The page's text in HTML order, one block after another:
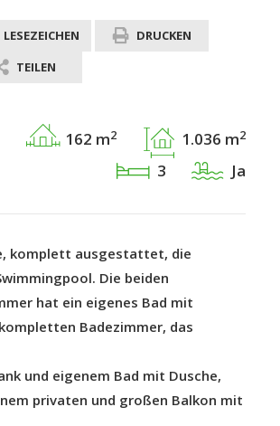
LESEZEICHEN
DRUCKEN
TEILEN
162 m2 1.036 m2
3 Ja
komplett ausgestattet, die
Die beiden
hat ein eigenes Bad mit
Badezimmer, das
und eigenem Bad mit Dusche,
privaten und großen Balkon mit